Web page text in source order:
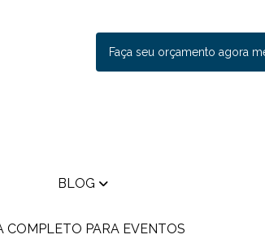
Faça seu orçamento agora
BLOG
COMPLETO PARA EVENTOS